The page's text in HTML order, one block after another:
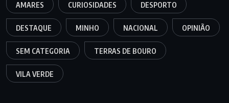
AMARES CURIOSIDADES DESPORTO
DESTAQUE MINHO NACIONAL OPINIÃO
SEM CATEGORIA TERRAS DE BOURO
VILA VERDE